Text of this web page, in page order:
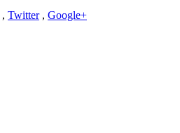
, Twitter, Google+